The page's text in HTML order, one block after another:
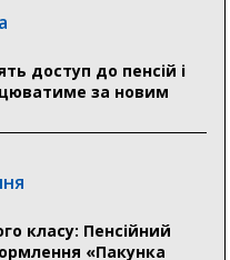
доступ до пенсій і
за новим
класу: Пенсійний
«Пакунка